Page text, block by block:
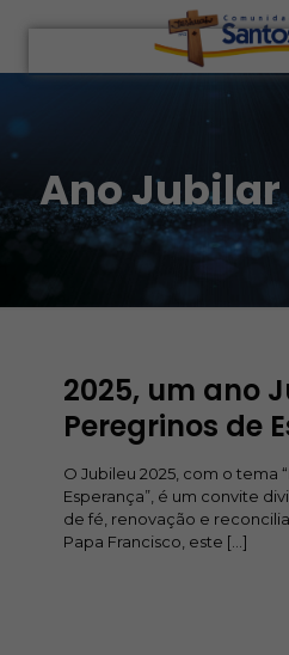
Ano Jubilar
2025, um ano
Peregrinos de
O Jubileu 2025, com o tema
Esperança”, é um convite
de fé, renovação e
Papa Francisco, este […]